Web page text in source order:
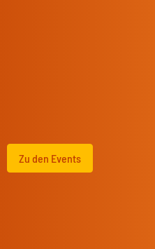
Zu den Events